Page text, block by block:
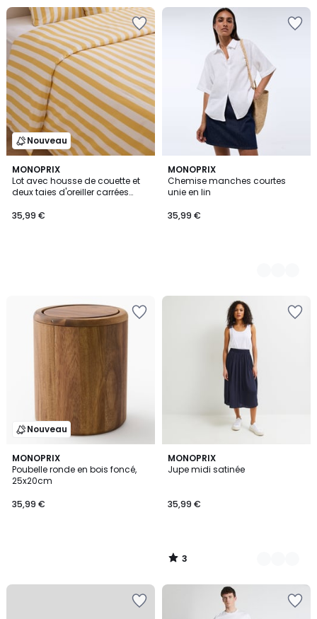
Nouveau
MONOPRIX
Lot avec housse de couette et
deux taies d'oreiller carrées
63x63cm, 100% coton bio GOTS
35,99 €
MONOPRIX
Chemise manches courtes
unie en lin
35,99 €
3
Couleurs
Nouveau
MONOPRIX
Poubelle ronde en bois foncé,
25x20cm
35,99 €
MONOPRIX
Jupe midi satinée
35,99 €
3
/
4
Couleurs
3
/